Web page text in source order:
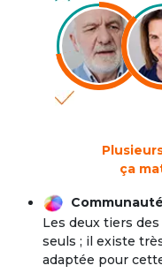
ça
Les deux tiers
seuls ; il existe
adaptée pour